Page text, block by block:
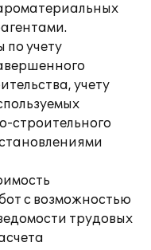
по учету
учету
строительного
с возможностью
трудовых